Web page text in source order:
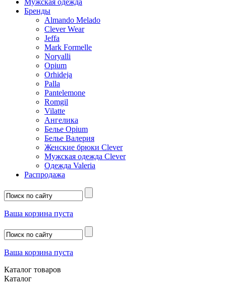
Мужская одежда
Бренды
Almando Melado
Clever Wear
Jeffa
Mark Formelle
Noryalli
Opium
Orhideja
Palla
Pantelemone
Romgil
Vilatte
Ангелика
Белье Opium
Белье Валерия
Женские брюки Clever
Мужская одежда Clever
Одежда Valeria
Распродажа
Ваша корзина пуста
Ваша корзина пуста
Каталог товаров
Каталог